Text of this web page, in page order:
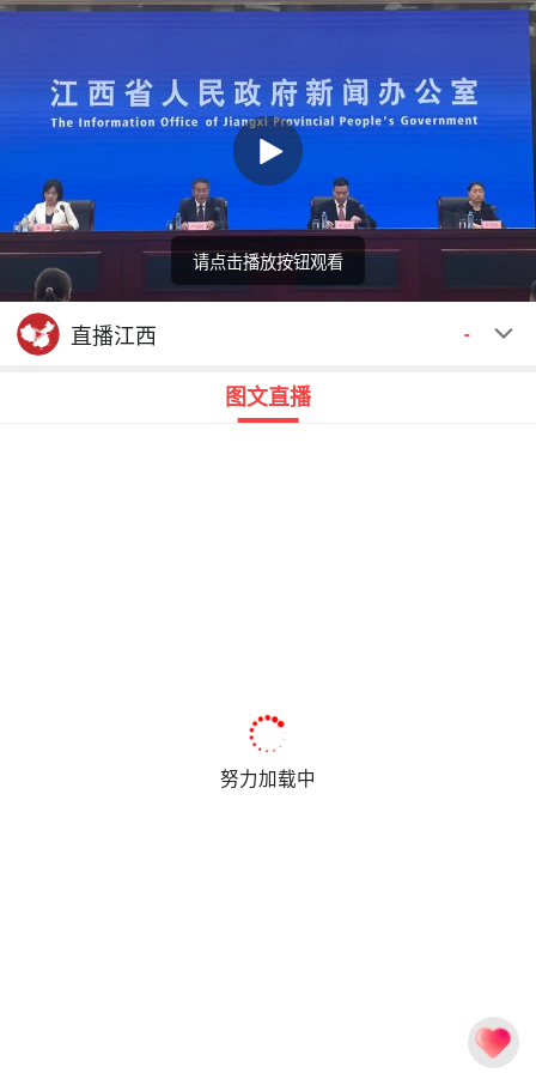
请点击播放按钮观看
回顾 00:00
直播江西 -
图文直播
努力加载中